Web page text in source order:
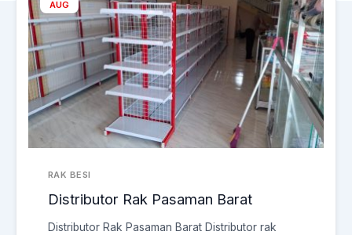
AUG
RAK BESI
Distributor Rak Pasaman Barat
Distributor Rak Pasaman Barat Distributor rak